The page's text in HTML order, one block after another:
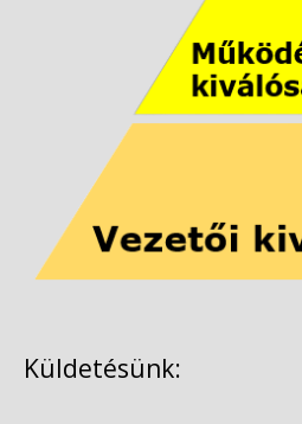
Küldetésünk: